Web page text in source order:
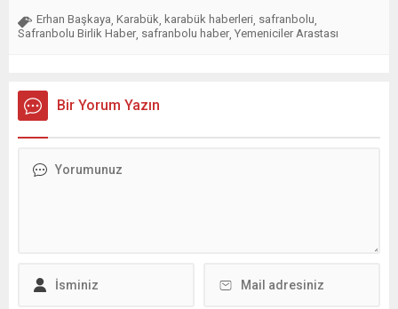
Erhan Başkaya, Karabük, karabük haberleri, safranbolu,
Safranbolu Birlik Haber, safranbolu haber, Yemeniciler Arastası
Bir Yorum Yazın